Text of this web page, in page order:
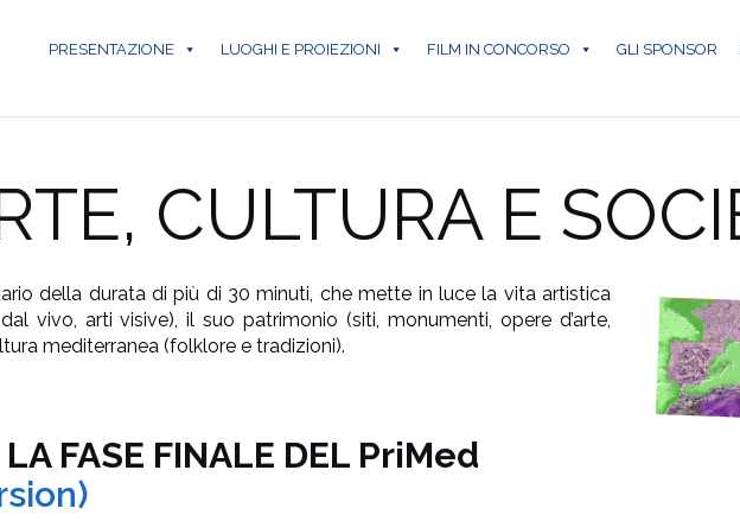
PRESENTAZIONE LUOGHI E PROIEZIONI FILM IN CONCORSO GLI SPONSOR
CULTURA E
della durata di più di 30 minuti, che mette in luce la vita artistica
vivo, arti visive), il suo patrimonio (siti, monumenti, opere d’arte,
mediterranea (folklore e tradizioni).
FASE FINALE DEL PriMed